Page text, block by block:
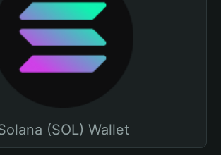
(SOL) Wallet